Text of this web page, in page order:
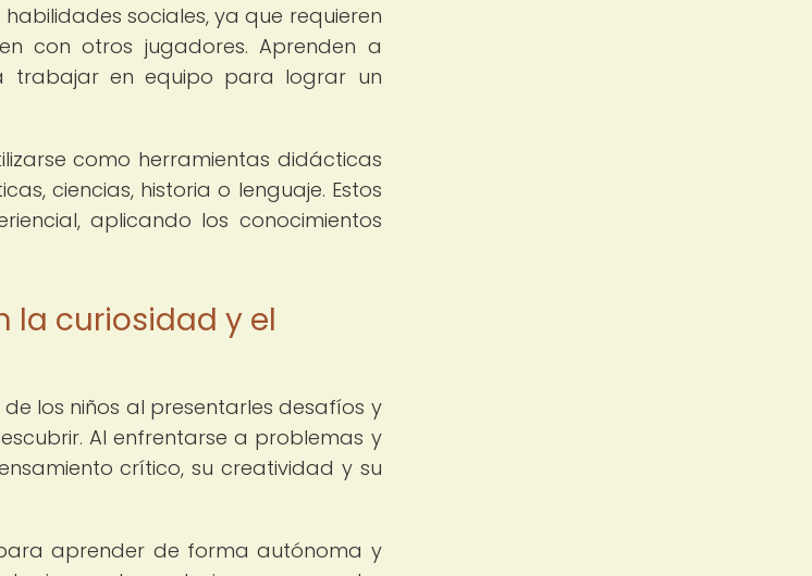
sociales, ya que requieren
con otros jugadores. Aprenden a
trabajar en equipo para lograr un
como herramientas didácticas
ciencias, historia o lenguaje. Estos
aplicando los conocimientos
la curiosidad y el
los niños al presentarles desafíos y
Al enfrentarse a problemas y
crítico, su creatividad y su
aprender de forma autónoma y